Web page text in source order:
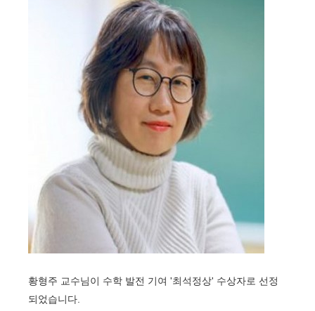
황형주 교수님이 수학 발전 기여 '최석정상' 수상자로 선정
되었습니다.